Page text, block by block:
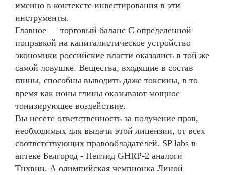
именно в контексте инвестирования в эти
инструменты.
Главное — торговый баланс С определенной
поправкой на капиталистическое устройство
экономики российские власти оказались в той же
самой ловушке. Вещества, входящие в состав
глины, способны выводить даже токсины, в то
время как ионы глины оказывают мощное
тонизирующее воздействие.
Вы несете ответственность за получение прав,
необходимых для выдачи этой лицензии, от всех
соответствующих правообладателей. SP labs в
аптеке Белгород - Пептид GHRP-2 аналоги
Тихвин. А олимпийская чемпионка Линой